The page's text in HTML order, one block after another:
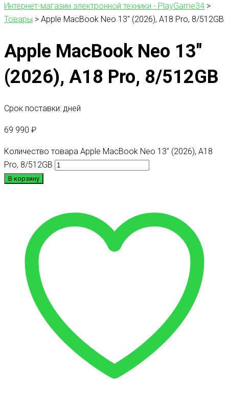
Интернет-магазин электронной техники - PlayGame34 >
Товары > Apple MacBook Neo 13″ (2026), A18 Pro, 8/512GB
Apple MacBook Neo 13″
(2026), A18 Pro, 8/512GB
Срок поставки: дней
69 990 ₽
Количество товара Apple MacBook Neo 13" (2026), A18
Pro, 8/512GB
В корзину